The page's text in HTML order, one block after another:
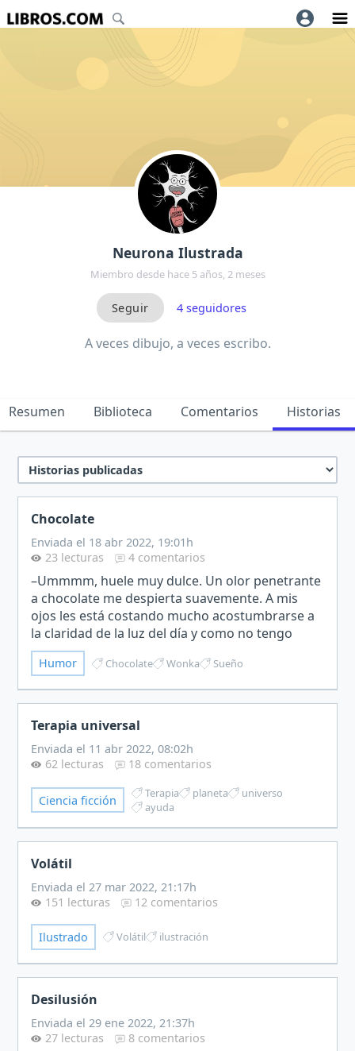
Neurona Ilustrada
Miembro desde hace 5 años, 2 meses
4seguidores
A veces dibujo, a veces escribo.
Resumen Biblioteca Comentarios Historias
Chocolate
Enviada el 18 abr 2022, 19:01h
23 lecturas
4 comentarios
–Ummmm, huele muy dulce. Un olor penetrante
a chocolate me despierta suavemente. A mis
ojos les está costando mucho acostumbrarse a
la claridad de la luz del día y como no tengo
ganas de ir a trabajar me doy media vuelta y
remoloneo un poco m…
Humor Chocolate Wonka Sueño
Terapia universal
Enviada el 11 abr 2022, 08:02h
62 lecturas
18 comentarios
Ciencia ficción Terapia planeta
universo
ayuda
Volátil
Enviada el 27 mar 2022, 21:17h
151 lecturas
12 comentarios
Ilustrado Volátil ilustración
Desilusión
Enviada el 29 ene 2022, 21:37h
27 lecturas
8 comentarios